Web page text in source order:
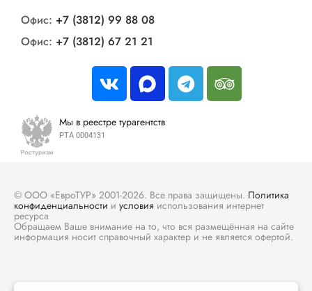
Офис: +7 (3812) 99 88 08
Офис: +7 (3812) 67 21 21
Мы в реестре турагентств
РТА 0004131
© ООО «ЕвроТУР» 2001-2026. Все права защищены. Политика
конфиденциальности и условия использования интернет
ресурса
Обращаем Ваше внимание на то, что вся размещённая на сайте
информация носит справочный характер и не является офертой.